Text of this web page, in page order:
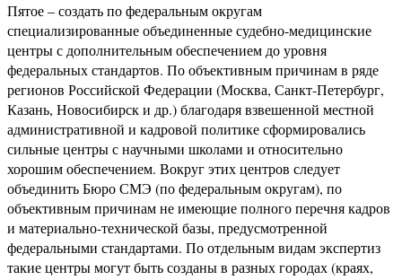
Пятое – создать по федеральным округам
специализированные объединенные судебно-медицинские
центры с дополнительным обеспечением до уровня
федеральных стандартов. По объективным причинам в ряде
регионов Российской Федерации (Москва, Санкт-Петербург,
Казань, Новосибирск и др.) благодаря взвешенной местной
административной и кадровой политике сформировались
сильные центры с научными школами и относительно
хорошим обеспечением. Вокруг этих центров следует
объединить Бюро СМЭ (по федеральным округам), по
объективным причинам не имеющие полного перечня кадров
и материально-технической базы, предусмотренной
федеральными стандартами. По отдельным видам экспертиз
такие центры могут быть созданы в разных городах (краях,